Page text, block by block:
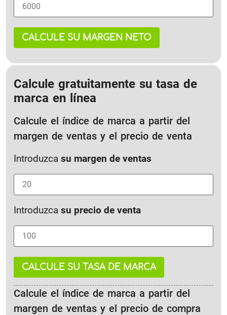
CALCULE SU MARGEN NETO
Calcule gratuitamente su tasa de
marca en línea
Calcule el índice de marca a partir del
margen de ventas y el precio de venta
Introduzca su margen de ventas
Introduzca su precio de venta
CALCULE SU TASA DE MARCA
Calcule el índice de marca a partir del
margen de ventas y el precio de compra